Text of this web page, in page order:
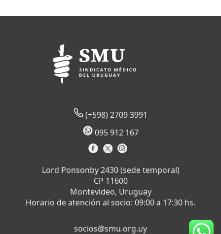
(+598) 2709 3991
095 912 167
Lord Ponsonby 2430 (sede temporal)
CP 11600
Montevideo, Uruguay
Horario de atención al socio: 09:00 a 17:30 hs.
socios@smu.org.uy